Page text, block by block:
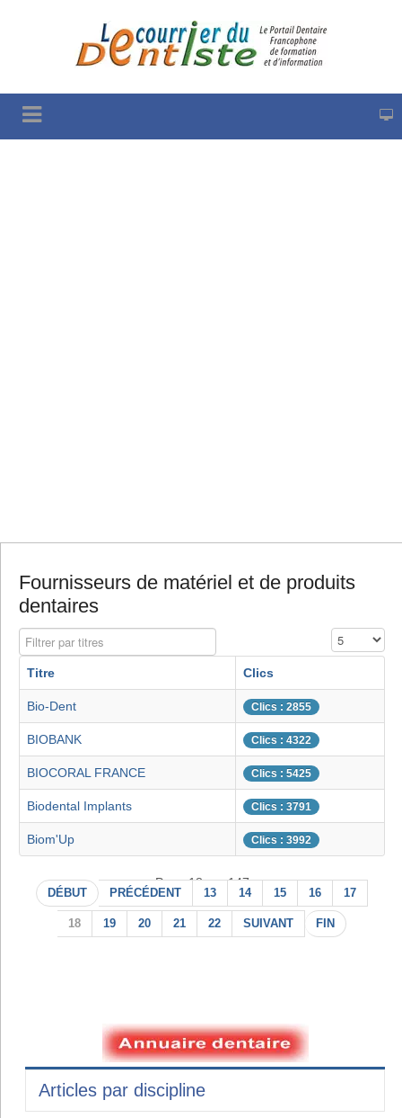
Fournisseurs de matériel et de produits
dentaires
Filtrer par titres Affichage #
Titre Clics
Bio-Dent Clics : 2855
BIOBANK Clics : 4322
BIOCORAL FRANCE Clics : 5425
Biodental Implants Clics : 3791
Biom'Up Clics : 3992
Page 18 sur 147
DÉBUT PRÉCÉDENT 13 14 15 16 17
18 19 20 21 22 SUIVANT FIN
Articles par discipline